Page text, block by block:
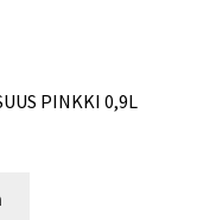
PINKKI 0,9L